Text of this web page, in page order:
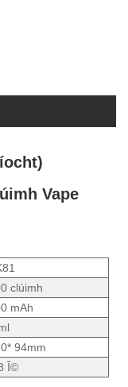
Vape
clúimh
mAh
94mm
Î©